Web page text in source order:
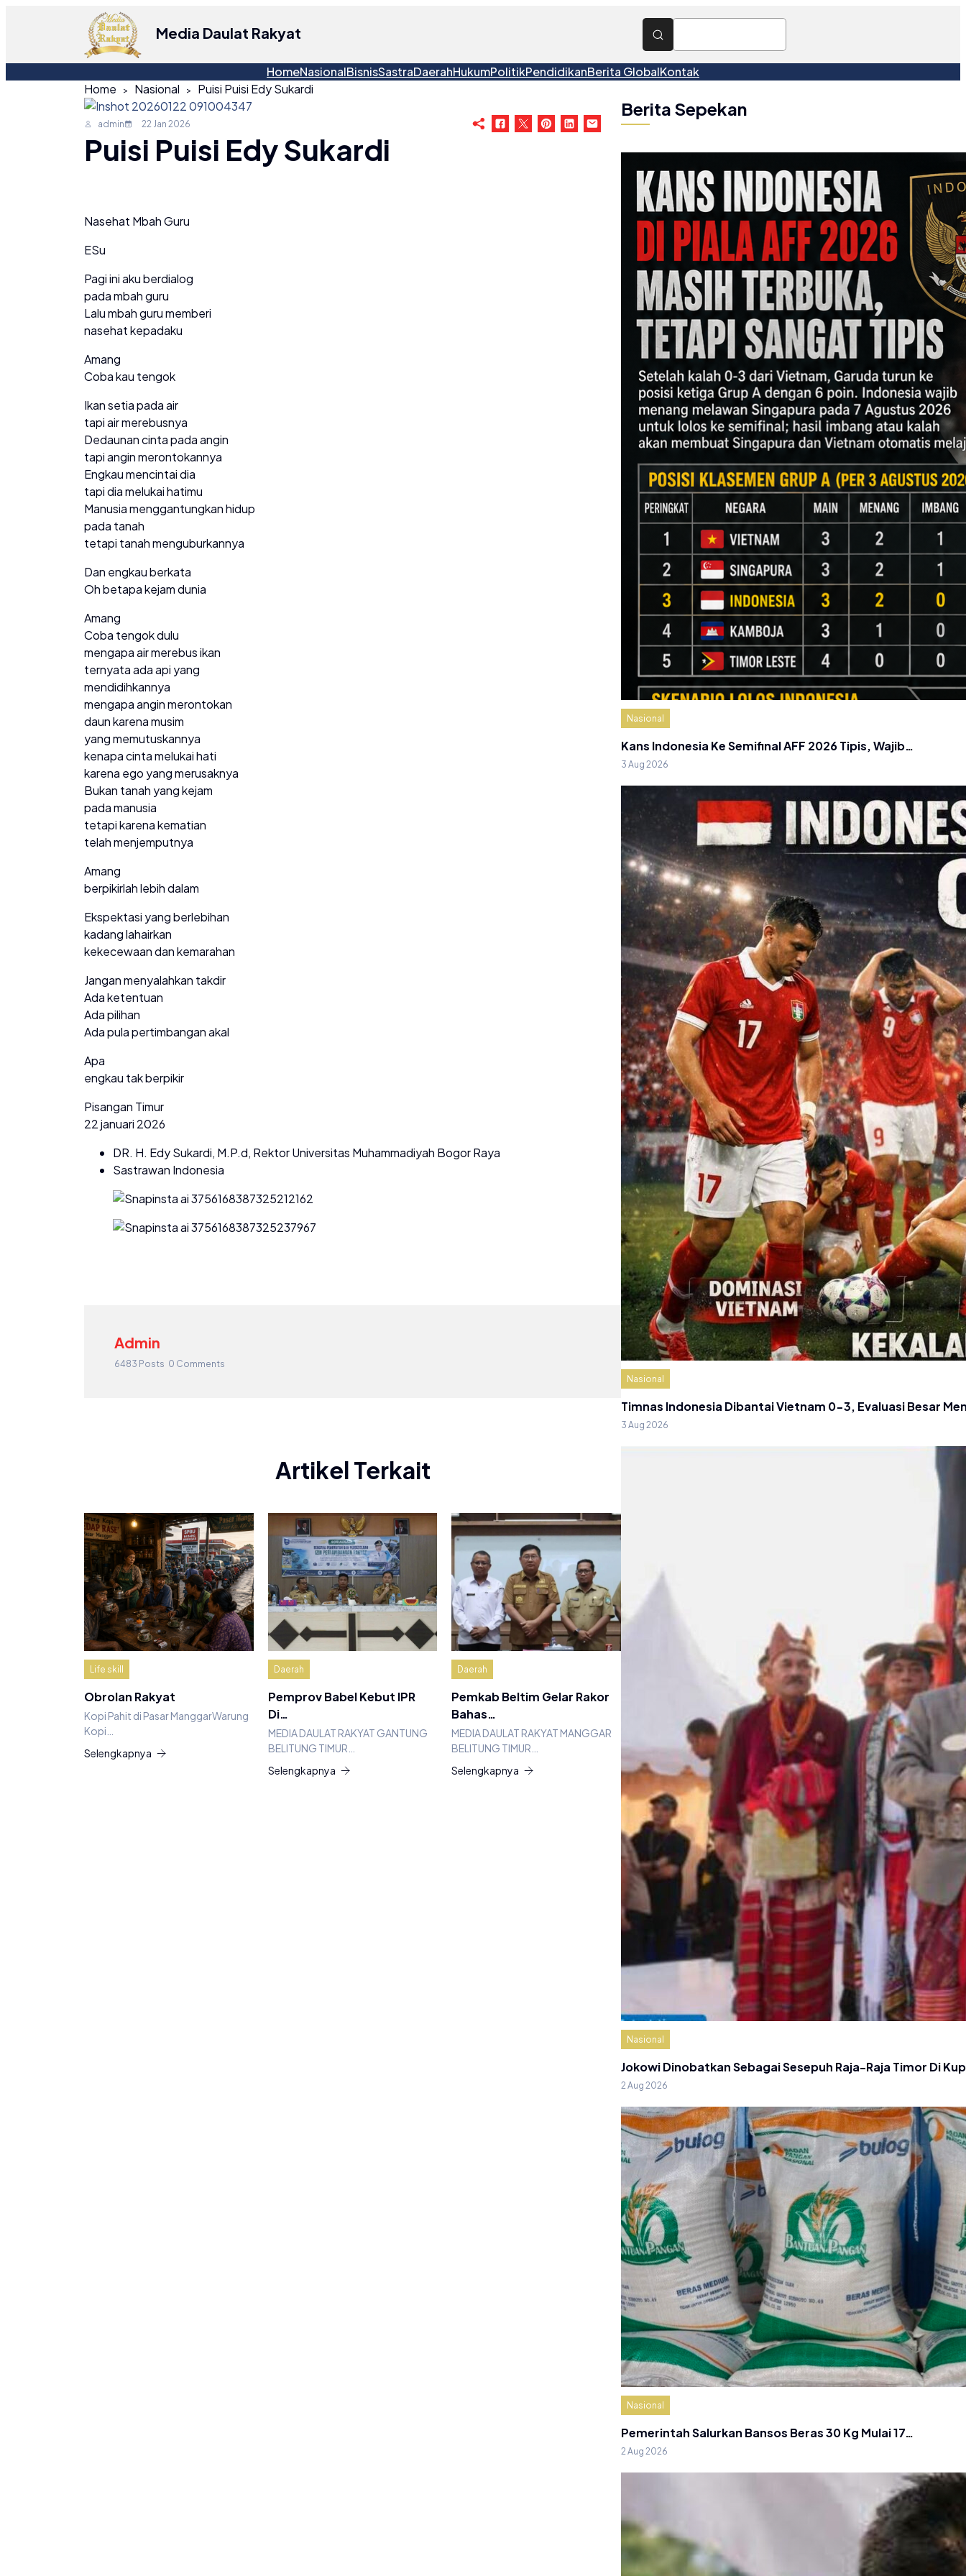
Media Daulat Rakyat
HomeNasionalBisnisSastraDaerahHukumPolitikPendidikanBerita GlobalKontak
Home
Nasional Puisi Puisi Edy Sukardi
admin 22 Jan 2026
Puisi Puisi Edy Sukardi
Nasehat Mbah Guru
ESu
Pagi ini aku berdialog
pada mbah guru
Lalu mbah guru memberi
nasehat kepadaku
Amang
Coba kau tengok
Ikan setia pada air
tapi air merebusnya
Dedaunan cinta pada angin
tapi angin merontokannya
Engkau mencintai dia
tapi dia melukai hatimu
Manusia menggantungkan hidup
pada tanah
tetapi tanah menguburkannya
Dan engkau berkata
Oh betapa kejam dunia
Amang
Coba tengok dulu
mengapa air merebus ikan
ternyata ada api yang
mendidihkannya
mengapa angin merontokan
daun karena musim
yang memutuskannya
kenapa cinta melukai hati
karena ego yang merusaknya
Bukan tanah yang kejam
pada manusia
tetapi karena kematian
telah menjemputnya
Amang
berpikirlah lebih dalam
Ekspektasi yang berlebihan
kadang lahairkan
kekecewaan dan kemarahan
Jangan menyalahkan takdir
Ada ketentuan
Ada pilihan
Ada pula pertimbangan akal
Apa
engkau tak berpikir
Pisangan Timur
22 januari 2026
DR. H. Edy Sukardi, M.P.d, Rektor Universitas Muhammadiyah Bogor Raya
Sastrawan Indonesia
Admin
6483 Posts 0 Comments
Artikel Terkait
Life skill
Obrolan Rakyat
Kopi Pahit di Pasar ManggarWarung
Kopi…
Selengkapnya
Daerah
Pemprov Babel Kebut IPR
Di…
MEDIA DAULAT RAKYAT GANTUNG
BELITUNG TIMUR…
Selengkapnya
Daerah
Pemkab Beltim Gelar Rakor
Bahas…
MEDIA DAULAT RAKYAT MANGGAR
BELITUNG TIMUR…
Selengkapnya
Berita Sepekan
Nasional
Kans Indonesia Ke Semifinal AFF 2026 Tipis, Wajib…
3 Aug 2026
Nasional
Timnas Indonesia Dibantai Vietnam 0-3, Evaluasi Besar
3 Aug 2026
Nasional
Jokowi Dinobatkan Sebagai Sesepuh Raja-Raja Timor Di
2 Aug 2026
Nasional
Pemerintah Salurkan Bansos Beras 30 Kg Mulai 17…
2 Aug 2026